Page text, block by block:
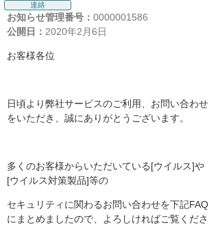
連絡
お知らせ管理番号： 0000001586
公開日： 2020年2月6日
お客様各位
日頃より弊社サービスのご利用、お問い合わせ
をいただき、誠にありがとうございます。
多くのお客様からいただいている[ウイルス]や
[ウイルス対策製品]等の
セキュリティに関わるお問い合わせを下記FAQ
にまとめましたので、よろしければご覧くださ